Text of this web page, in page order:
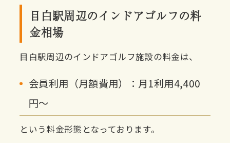
目白駅周辺のインドアゴルフの料
金相場
目白駅周辺のインドアゴルフ施設の料金は、
会員利用（月額費用）：月1利用4,400
円〜
という料金形態となっております。